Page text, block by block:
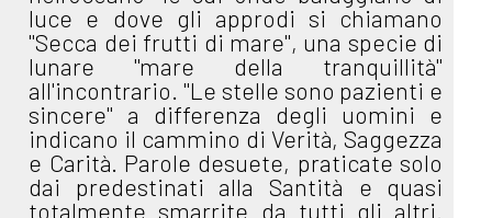
luce e dove gli approdi si chiamano
"Secca dei frutti di mare", una specie di
lunare "mare della tranquillità"
all'incontrario. "Le stelle sono pazienti e
sincere" a differenza degli uomini e
indicano il cammino di Verità, Saggezza
e Carità. Parole desuete, praticate solo
dai predestinati alla Santità e quasi
totalmente smarrite da tutti gli altri.